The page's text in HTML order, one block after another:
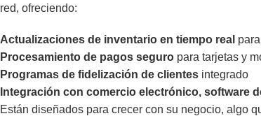
red, ofreciendo:
Actualizaciones de inventario en tiempo real
Procesamiento de pagos seguro para tarjetas y
Programas de fidelización de clientes integrado
Integración con comercio electrónico, software
Están diseñados para crecer con su negocio, algo